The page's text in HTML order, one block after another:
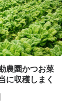
農園かつお菜
に収穫しまく